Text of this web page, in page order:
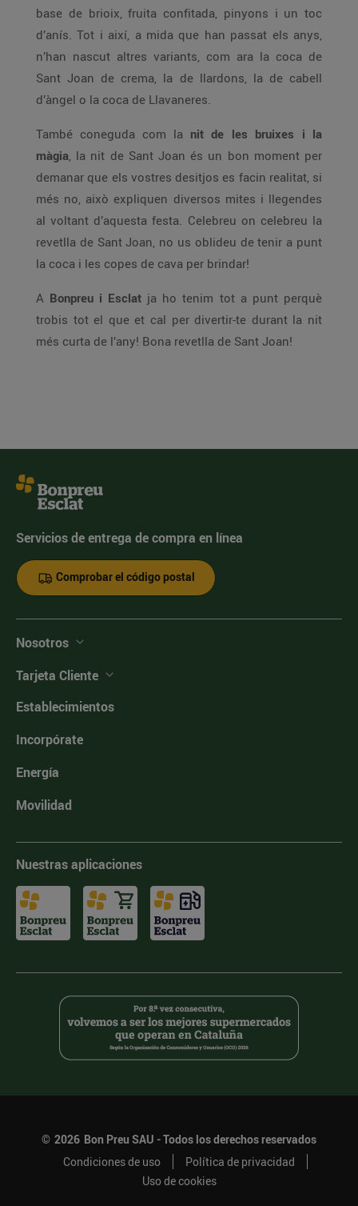
base de brioix, fruita confitada, pinyons i un toc
d’anís. Tot i així, a mida que han passat els anys,
n’han nascut altres variants, com ara la coca de
Sant Joan de crema, la de llardons, la de cabell
d’àngel o la coca de Llavaneres.
També coneguda com la nit de les bruixes i la
màgia, la nit de Sant Joan és un bon moment per
demanar que els vostres desitjos es facin realitat, si
més no, això expliquen diversos mites i llegendes
al voltant d’aquesta festa. Celebreu on celebreu la
revetlla de Sant Joan, no us oblideu de tenir a punt
la coca i les copes de cava per brindar!
A Bonpreu i Esclat ja ho tenim tot a punt perquè
trobis tot el que et cal per divertir-te durant la nit
més curta de l’any! Bona revetlla de Sant Joan!
Servicios de entrega de compra en línea
Comprobar el código postal
Nosotros
Tarjeta Cliente
Establecimientos
Incorpórate
Energía
Movilidad
Nuestras aplicaciones
© 2026 Bon Preu SAU - Todos los derechos reservados
Condiciones de uso
Política de privacidad
Uso de cookies